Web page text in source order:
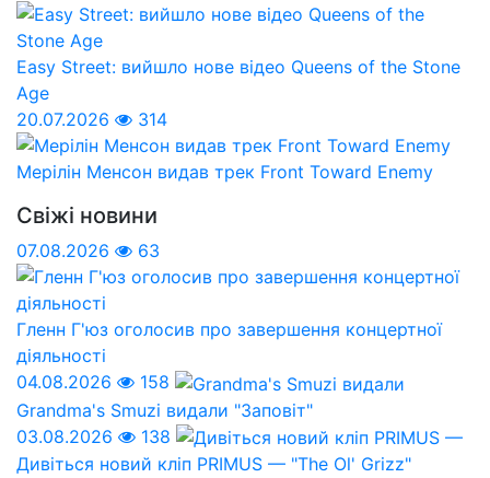
Easy Street: вийшло нове відео Queens of the Stone
Age
20.07.2026
314
Мерілін Менсон видав трек Front Toward Enemy
Свіжі новини
07.08.2026 63
Гленн Г'юз оголосив про завершення концертної
діяльності
04.08.2026
158
Grandma's Smuzi видали "Заповіт"
03.08.2026
138
Дивіться новий кліп PRIMUS — "The Ol' Grizz"